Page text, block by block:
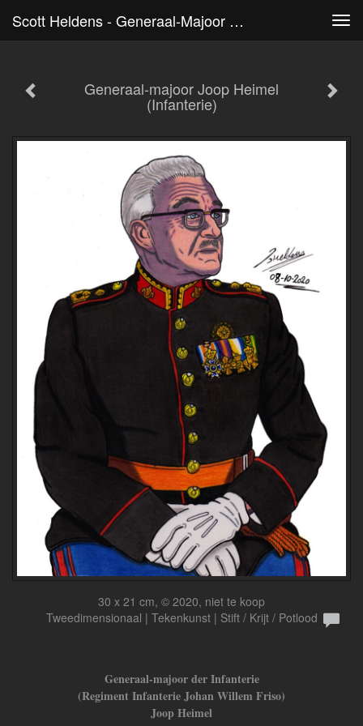
Scott Heldens - Generaal-Majoor Joop Heimel (Infanterie)
Generaal-majoor Joop Heimel
(Infanterie)
30 x 21 cm, © 2020, niet te koop
Tweedimensionaal | Tekenkunst | Stift / Krijt / Potlood
Generaal-majoor der Infanterie
(Regiment Infanterie Johan Willem Friso)
Joop Heimel